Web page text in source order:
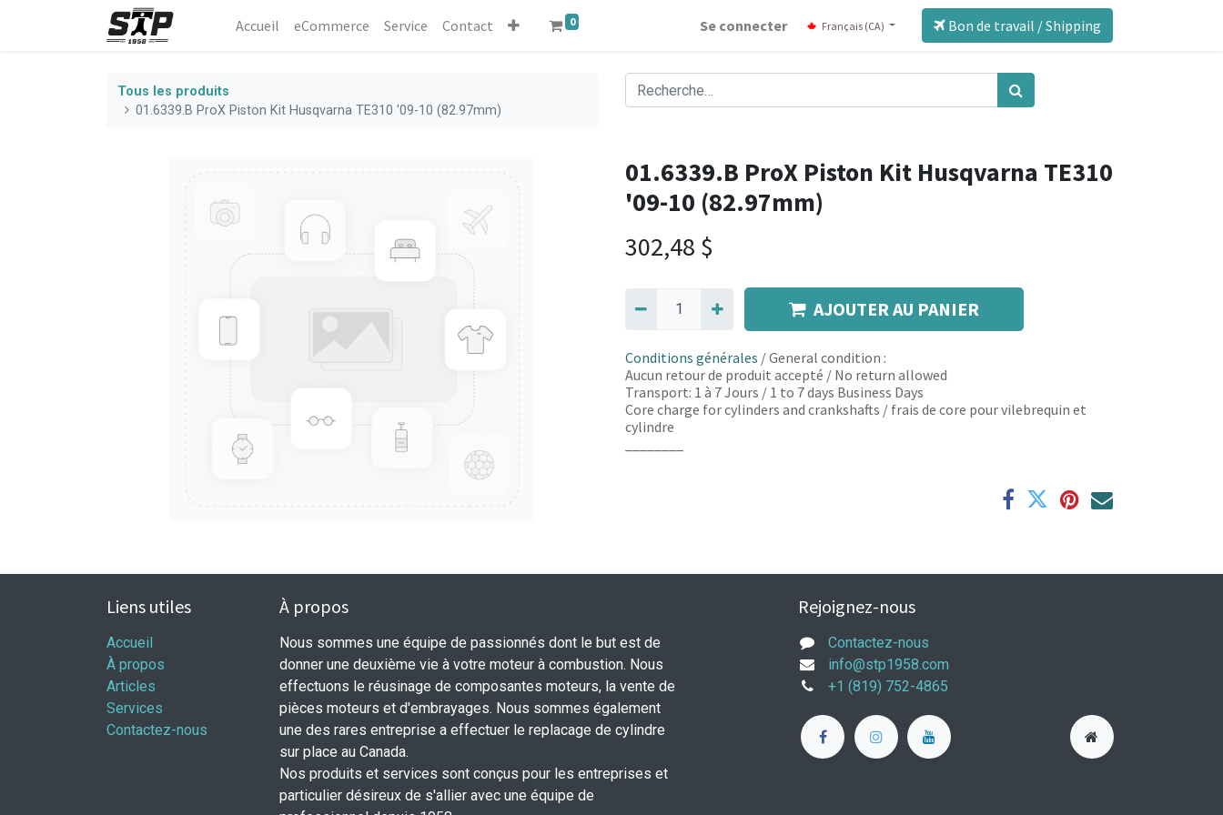
Accueil eCommerce​ Service Contact 0 Se connecter Français (CA) Bon de travail / Shipping
Tous les produits
01.6339.B ProX Piston Kit Husqvarna TE310 '09-10 (82.97mm)
01.6339.B ProX Piston Kit Husqvarna TE310
'09-10 (82.97mm)
302,48 $
AJOUTER AU PANIER
Conditions générales / General condition :
Aucun retour de produit accepté / No return allowed
Transport: 1 à 7 Jours / 1 to 7 days Business Days
Core charge for cylinders and crankshafts / frais de core pour vilebrequin et
cylindre
Liens utiles
Accueil
À propos
Articles
Services
Contactez-nous
À propos
Nous sommes une équipe de passionnés dont le but est de
donner une deuxième vie à votre moteur à combustion. Nous
effectuons le réusinage de composantes moteurs, la vente de
pièces moteurs et d'embrayages. Nous sommes également
une des rares entreprise a effectuer le replacage de cylindre
sur place au Canada.
Nos produits et services sont conçus pour les entreprises et
particulier désireux de s'allier avec une équipe de
Rejoignez-nous
Contactez-nous
info@stp1958.com
+1 (819) 752-4865